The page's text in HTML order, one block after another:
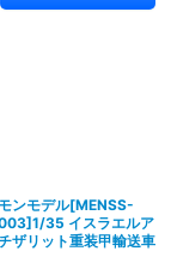
モンモデル[MENSS-
35 イスラエルア
ザリット重装甲輸送車